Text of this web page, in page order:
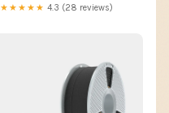
★★★★★ 4.3 (28 reviews)